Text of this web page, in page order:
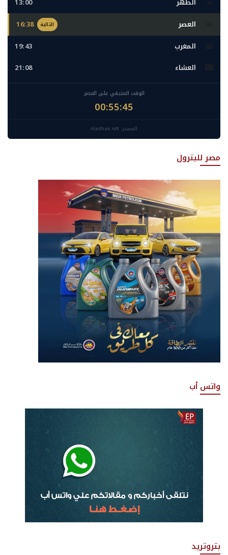
العصر التالية 16:38
المغرب 19:43
العشاء 21:08
الوقت المتبقي على العصر
00:55:43
المصدر: Aladhan API
مصر للبترول
واتس أب
بتروتريد